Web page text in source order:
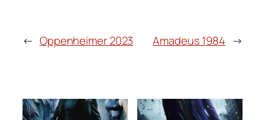
← Oppenheimer 2023 Amadeus 1984 →